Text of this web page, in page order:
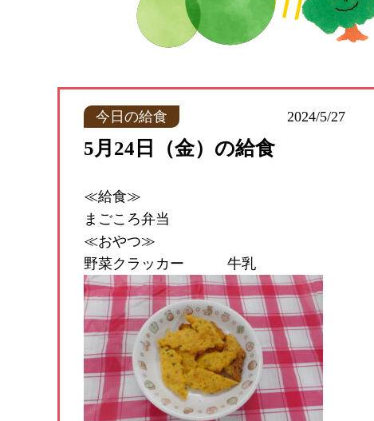
今日の給食 2024/5/27
5月24日（金）の給食
≪給食≫
まごころ弁当
≪おやつ≫
野菜クラッカー 牛乳